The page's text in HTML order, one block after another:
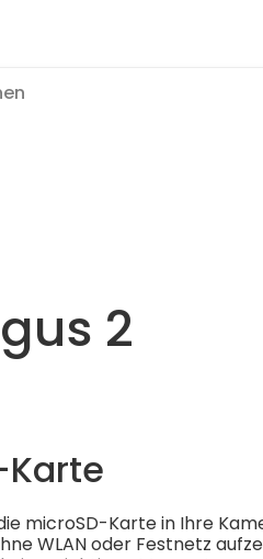
2
microSD-Karte in Ihre
WLAN oder Festnetz